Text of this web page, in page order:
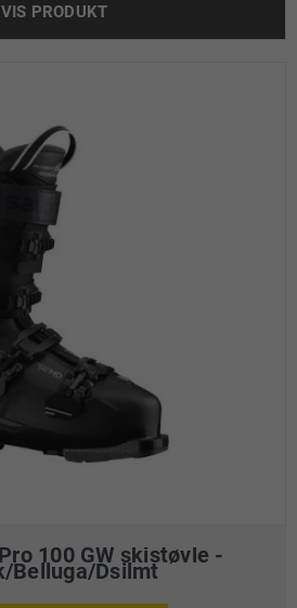
VIS PRODUKT
100 GW skistøvle -
Belluga/Dsilmt